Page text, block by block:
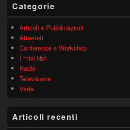
Categorie
Articoli e Pubblicazioni
Attestati
Conferenze e Workshop
I miei libri
Radio
Televisione
Varie
Articoli recenti